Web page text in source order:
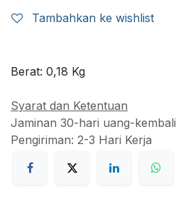
Tambahkan ke wishlist
Berat: 0,18 Kg
Syarat dan Ketentuan
Jaminan 30-hari uang-kembali
Pengiriman: 2-3 Hari Kerja